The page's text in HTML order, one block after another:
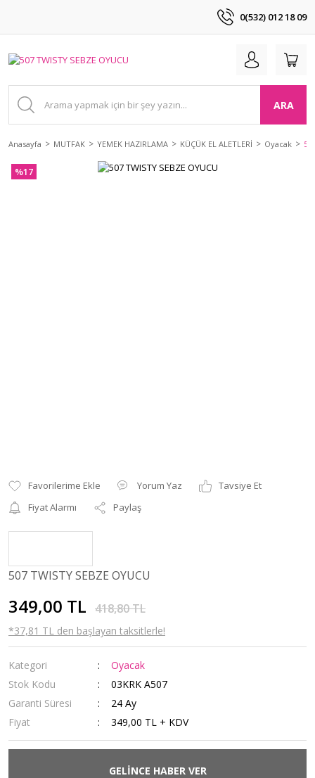
0(532) 012 18 09
ARA
Anasayfa MUTFAK YEMEK HAZIRLAMA KÜÇÜK EL ALETLERİ Oyacak
%17
Yorum Yaz
Tavsiye Et
Fiyat Alarmı
Paylaş
507 TWISTY SEBZE OYUCU
349,00 TL 418,80 TL
*37,81 TL den başlayan taksitlerle!
Kategori
Oyacak
Stok Kodu
03KRK A507
Garanti Süresi
24 Ay
Fiyat
349,00 TL + KDV
GELİNCE HABER VER